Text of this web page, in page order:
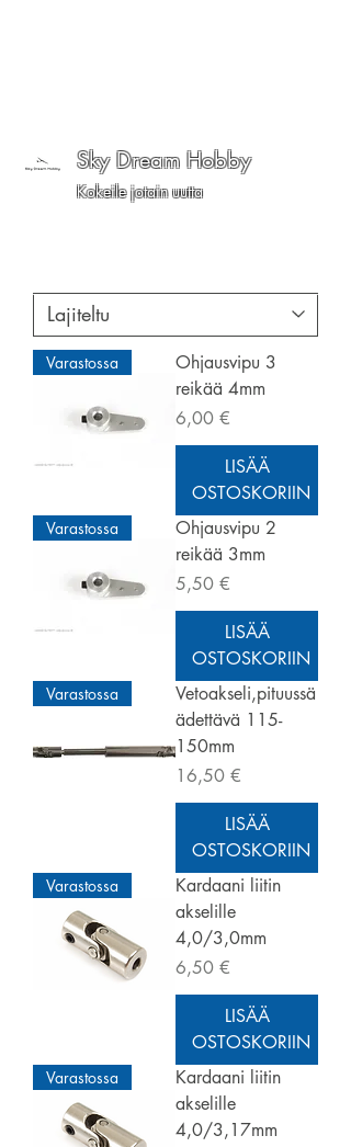
Sky Dream Hobby
Kokeile jotain uutta
Varastossa
Ohjausvipu 3
reikää 4mm
Hinta
6,00 €
LISÄÄ
OSTOSKORIIN
Varastossa
Ohjausvipu 2
reikää 3mm
Hinta
5,50 €
LISÄÄ
OSTOSKORIIN
Varastossa
Vetoakseli,pituussä
ädettävä 115-
150mm
Hinta
16,50 €
LISÄÄ
OSTOSKORIIN
Varastossa
Kardaani liitin
akselille
4,0/3,0mm
Hinta
6,50 €
LISÄÄ
OSTOSKORIIN
Varastossa
Kardaani liitin
akselille
4,0/3,17mm